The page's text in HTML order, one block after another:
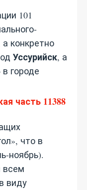
101
а конкретно
Уссурийск, а
городе
что в
ноябрь).
всем
виду